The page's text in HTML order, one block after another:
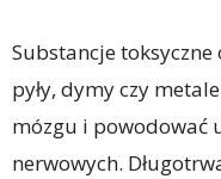
Substancje
pyły, dymy czy
mózgu i powodować
nerwowych.